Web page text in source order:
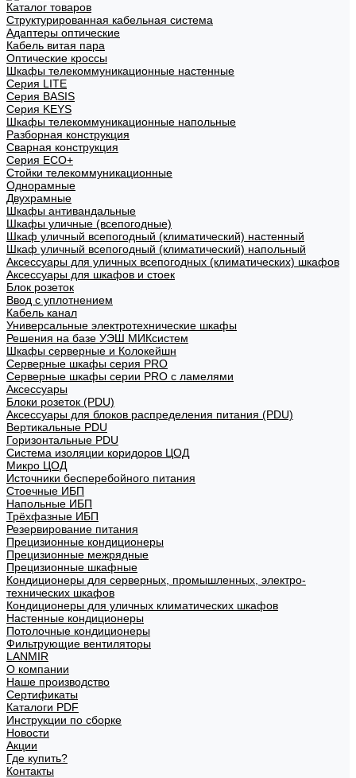
Каталог товаров
Структурированная кабельная система
Адаптеры оптические
Кабель витая пара
Оптические кроссы
Шкафы телекоммуникационные настенные
Cерия LITE
Cерия BASIS
Cерия KEYS
Шкафы телекоммуникационные напольные
Разборная конструкция
Сварная конструкция
Серия ECO+
Стойки телекоммуникационные
Однорамные
Двухрамные
Шкафы антивандальные
Шкафы уличные (всепогодные)
Шкаф уличный всепогодный (климатический) настенный
Шкаф уличный всепогодный (климатический) напольный
Аксессуары для уличных всепогодных (климатических) шкафов
Аксессуары для шкафов и стоек
Блок розеток
Ввод с уплотнением
Кабель канал
Универсальные электротехнические шкафы
Решения на базе УЭШ МИКсистем
Шкафы серверные и Колокейшн
Серверные шкафы серия PRO
Серверные шкафы серии PRO с ламелями
Аксессуары
Блоки розеток (PDU)
Аксессуары для блоков распределения питания (PDU)
Вертикальные PDU
Горизонтальные PDU
Система изоляции коридоров ЦОД
Микро ЦОД
Источники бесперебойного питания
Стоечные ИБП
Напольные ИБП
Трёхфазные ИБП
Резервирование питания
Прецизионные кондиционеры
Прецизионные межрядные
Прецизионные шкафные
Кондиционеры для серверных, промышленных, электро-
технических шкафов
Кондиционеры для уличных климатических шкафов
Настенные кондиционеры
Потолочные кондиционеры
Фильтрующие вентиляторы
LANMIR
О компании
Наше производство
Сертификаты
Каталоги PDF
Инструкции по сборке
Новости
Акции
Где купить?
Контакты